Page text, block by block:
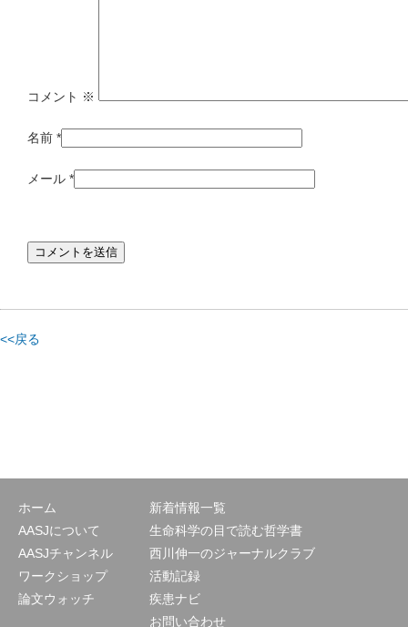
コメント ※
名前 *
メール *
<<戻る
ホーム
AASJについて
AASJチャンネル
ワークショップ
論文ウォッチ
新着情報一覧
生命科学の目で読む哲学書
西川伸一のジャーナルクラブ
活動記録
疾患ナビ
お問い合わせ